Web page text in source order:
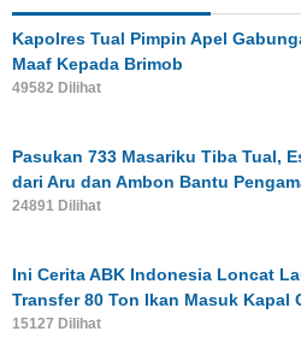
Kapolres Tual Pimpin Apel
Maaf Kepada Brimob
49582 Dilihat
Pasukan 733 Masariku Tiba Tual,
dari Aru dan Ambon Bantu
24891 Dilihat
Ini Cerita ABK Indonesia Loncat
Transfer 80 Ton Ikan Masuk Kapal
15127 Dilihat